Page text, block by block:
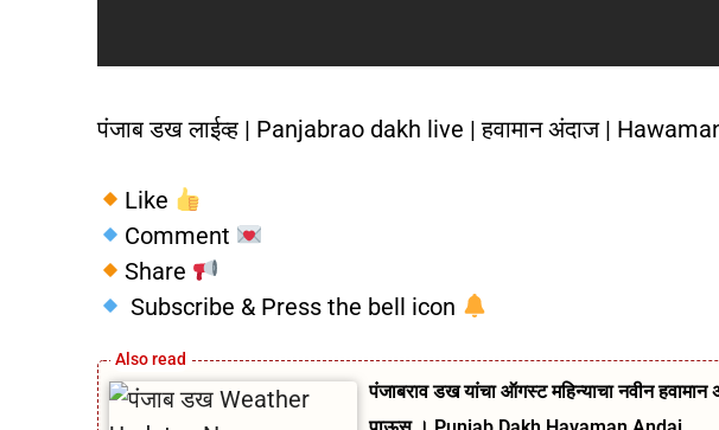
पंजाब डख लाईव्ह | Panjabrao dakh live | हवामान अंदाज |
Like
Comment
Share
Subscribe & Press the bell icon
पंजाबराव डख यांचा ऑगस्ट महिन्याचा नवीन हवामान